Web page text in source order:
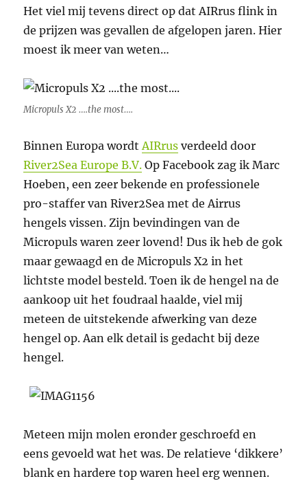
Het viel mij tevens direct op dat AIRrus flink in
de prijzen was gevallen de afgelopen jaren. Hier
moest ik meer van weten…
Micropuls X2 ….the most….
Binnen Europa wordtAIRrus verdeeld door
River2Sea Europe B.V. Op Facebook zag ik Marc
Hoeben, een zeer bekende en professionele
pro-staffer van River2Sea met de Airrus
hengels vissen. Zijn bevindingen van de
Micropuls waren zeer lovend! Dus ik heb de gok
maar gewaagd en de Micropuls X2 in het
lichtste model besteld. Toen ik de hengel na de
aankoop uit het foudraal haalde, viel mij
meteen de uitstekende afwerking van deze
hengel op. Aan elk detail is gedacht bij deze
hengel.
Meteen mijn molen eronder geschroefd en
eens gevoeld wat het was. De relatieve ‘dikkere’
blank en hardere top waren heel erg wennen.